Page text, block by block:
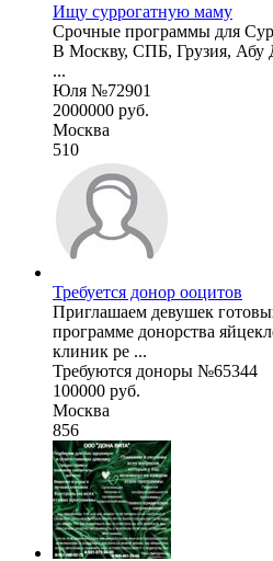
Ищу суррогатную маму
Срочные программы для
В Москву, СПБ, Грузия,
...
Юля №72901
2000000 руб.
Москва
510
Требуется донор ооцитов
Приглашаем девушек
программе донорства
клиник ре ...
Требуются доноры №65344
100000 руб.
Москва
856